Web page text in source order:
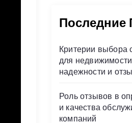
Последние
Критерии выбора
для
надежности и
Роль отзывов в
и качества
компаний